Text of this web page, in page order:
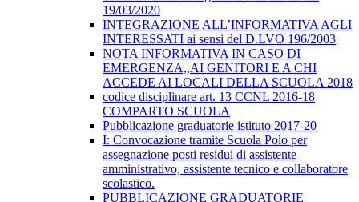
19/03/2020
INTEGRAZIONE ALL’INFORMATIVA AGLI
INTERESSATI ai sensi del D.LVO 196/2003
NOTA INFORMATIVA IN CASO DI
EMERGENZA,,AI GENITORI E A CHI
ACCEDE AI LOCALI DELLA SCUOLA 2018
codice disciplinare art. 13 CCNL 2016-18
COMPARTO SCUOLA
Pubblicazione graduatorie istituto 2017-20
I: Convocazione tramite Scuola Polo per
assegnazione posti residui di assistente
amministrativo, assistente tecnico e collaboratore
scolastico.
PUBBLICAZIONE GRADUATORIE